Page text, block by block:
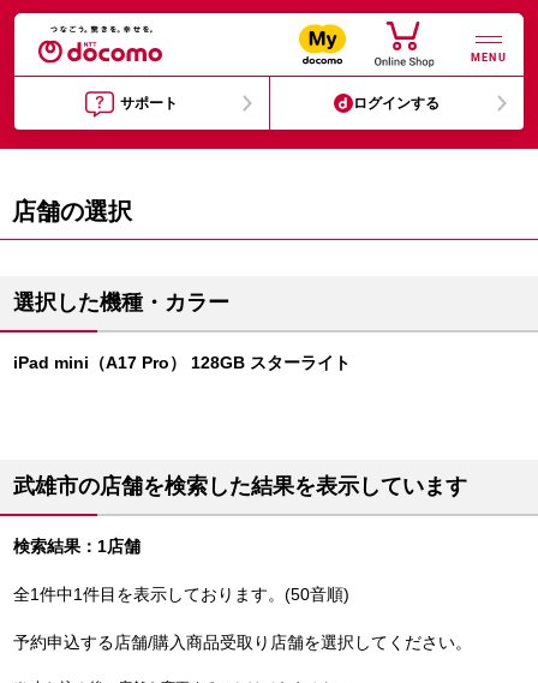
MENU
サポート ログインする
店舗の選択
選択した機種・カラー
iPad mini（A17 Pro） 128GB スターライト
武雄市の店舗を検索した結果を表示しています
検索結果：1店舗
全1件中1件目を表示しております。(50音順)
予約申込する店舗/購入商品受取り店舗を選択してください。